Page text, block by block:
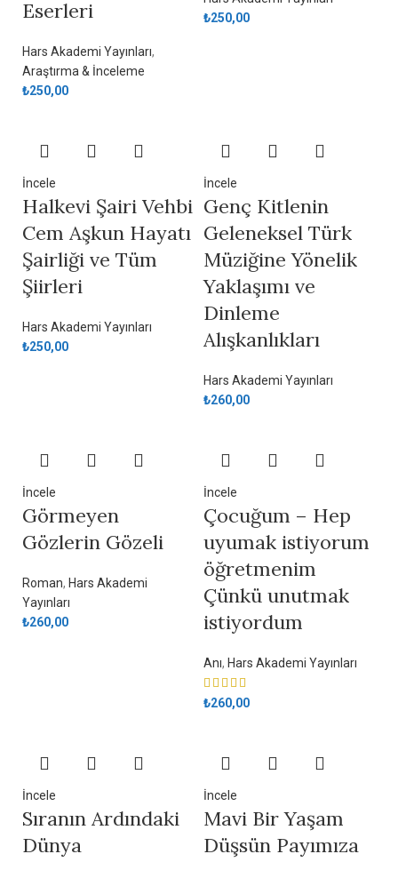
Eserleri
Hars Akademi Yayınları,
Araştırma & İnceleme
₺250,00
₺250,00
İncele
Halkevi Şairi Vehbi
Cem Aşkun Hayatı
Şairliği ve Tüm
Şiirleri
Hars Akademi Yayınları
₺250,00
İncele
Genç Kitlenin
Geleneksel Türk
Müziğine Yönelik
Yaklaşımı ve
Dinleme
Alışkanlıkları
Hars Akademi Yayınları
₺260,00
İncele
Görmeyen
Gözlerin Gözeli
Roman, Hars Akademi
Yayınları
₺260,00
İncele
Çocuğum – Hep
uyumak istiyorum
öğretmenim
Çünkü unutmak
istiyordum
Anı, Hars Akademi Yayınları
₺260,00
İncele
Sıranın Ardındaki
Dünya
İncele
Mavi Bir Yaşam
Düşsün Payımıza